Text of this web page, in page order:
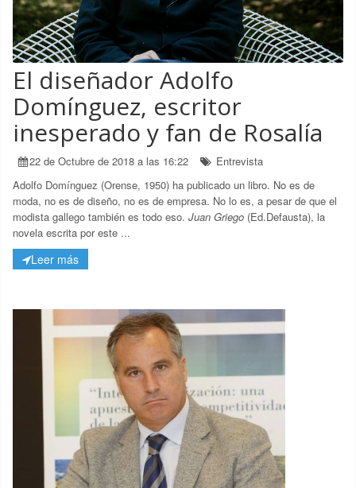
El diseñador Adolfo
Domínguez, escritor
inesperado y fan de Rosalía
22 de Octubre de 2018 a las 16:22
Entrevista
Adolfo Domínguez (Orense, 1950) ha publicado un libro. No es de
moda, no es de diseño, no es de empresa. No lo es, a pesar de que el
modista gallego también es todo eso. Juan Griego (Ed.Defausta), la
novela escrita por este ...
Leer más